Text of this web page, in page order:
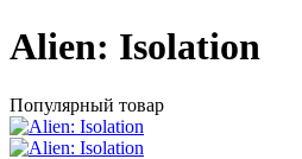
Alien: Isolation
Популярный товар